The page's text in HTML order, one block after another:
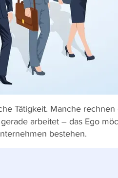
Tätigkeit. Manche
arbeitet – das Ego
bestehen.